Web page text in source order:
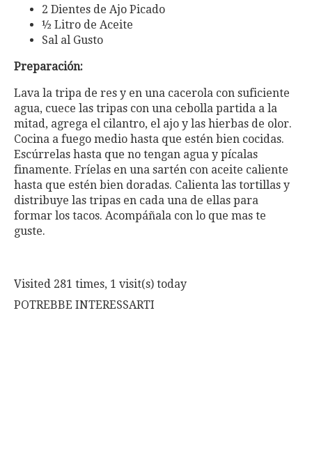
2 Dientes de Ajo Picado
½ Litro de Aceite
Sal al Gusto
Preparación:
Lava la tripa de res y en una cacerola con suficiente
agua, cuece las tripas con una cebolla partida a la
mitad, agrega el cilantro, el ajo y las hierbas de olor.
Cocina a fuego medio hasta que estén bien cocidas.
Escúrrelas hasta que no tengan agua y pícalas
finamente. Fríelas en una sartén con aceite caliente
hasta que estén bien doradas. Calienta las tortillas y
distribuye las tripas en cada una de ellas para
formar los tacos. Acompáñala con lo que mas te
guste.
Visited 281 times, 1 visit(s) today
POTREBBE INTERESSARTI